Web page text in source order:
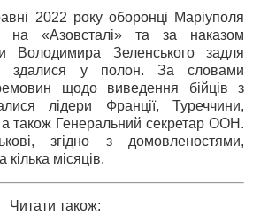
2022 року оборонці Маріуполя
на «Азовсталі» та за наказом
Володимира Зеленського задля
здалися у полон. За словами
щодо виведення бійців з
лідери Франції, Туреччини,
а також Генеральний секретар ООН.
згідно з домовленостями,
кілька місяців.
Читати також: